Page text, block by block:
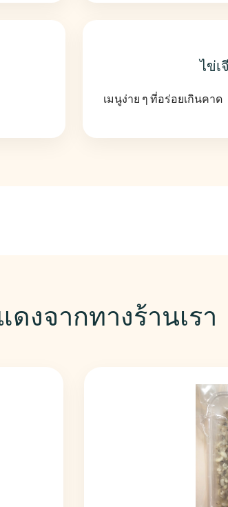
ไข่เ
เมนูง่าย ๆ ที่อร่อยเกินคาด
งจากทางร้านเรา